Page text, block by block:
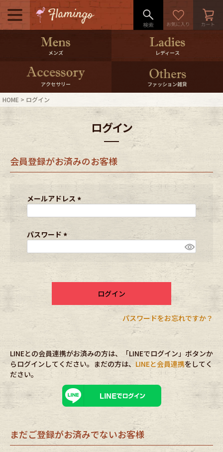
メニュー
500pt＆10％Offクーポンプレゼン
ト
10％0ffクーポンプレゼント
ログイン・会員登録 LINE ID連携
マイページ
ご利用ガイド International Shipping
店舗紹介 特集一覧
スタッフコーディネート
年代から探す
メンズ商品カテゴリーから探す
Tops Outer
Bottoms Fafatt
レディース商品カテゴリーから探す
Bottoms
Outer One Piece
メンズ レディース
アクセサリー ファッション雑貨
HOME ログイン
ログイン
会員登録がお済みのお客様
メールアドレス
)
パスワード
ログイン
パスワードをお忘れですか？
LINEとの会員連携がお済みの方は、「LINEでログイン」ボタンか
らログインしてください。まだの方は、 LINEと会員連携をしてく
ださい。
まだご登録がお済みでないお客様